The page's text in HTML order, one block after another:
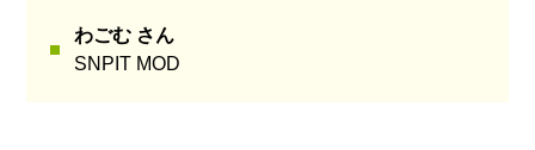
わごむ さん
SNPIT MOD